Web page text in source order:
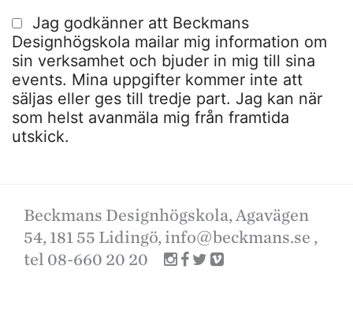
Jag godkänner att Beckmans
Designhögskola mailar mig information om
sin verksamhet och bjuder in mig till sina
events. Mina uppgifter kommer inte att
säljas eller ges till tredje part. Jag kan när
som helst avanmäla mig från framtida
utskick.
Beckmans Designhögskola, Agavägen
54, 181 55 Lidingö, info@beckmans.se ,
tel 08-660 20 20